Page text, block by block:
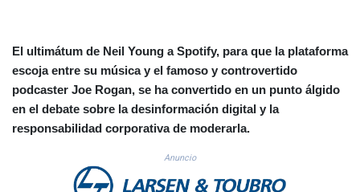
DKK 7.476127
DOP 67.346134
DZD 153.688915
EGP 57.556612
ERN 17.342235
FJD 2.553413
FKP 0.859298
El ultimátum de Neil Young a Spotify, para que la plataforma
escoja entre su música y el famoso y controvertido
podcaster Joe Rogan, se ha convertido en un punto álgido
en el debate sobre la desinformación digital y la
responsabilidad corporativa de moderarla.
Anuncio